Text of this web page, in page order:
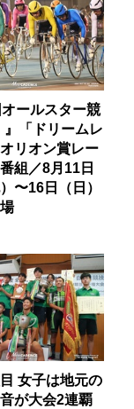
オールスター競
』「ドリームレ
リオン賞レー
組／8月11日
〜16日（日）
女子は地元の
が大会2連覇